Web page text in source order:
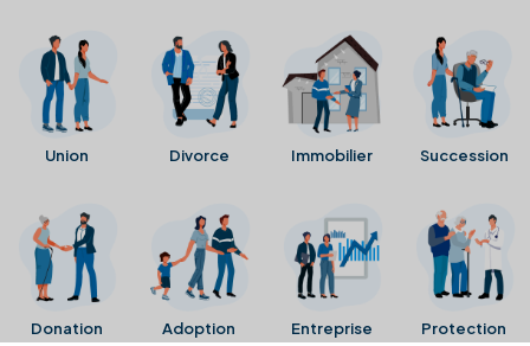
Union Divorce Immobilier Succession
Donation Adoption Entreprise Protection